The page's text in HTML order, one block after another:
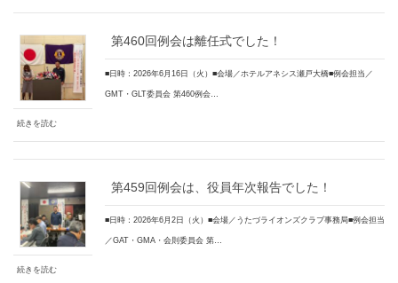
第460回例会は離任式でした！
■日時：2026年6月16日（火）■会場／ホテルアネシス瀬戸大橋■例会担当／
GMT・GLT委員会 第460例会…
続きを読む
第459回例会は、役員年次報告でした！
■日時：2026年6月2日（火）■会場／うたづライオンズクラブ事務局■例会担当
／GAT・GMA・会則委員会 第…
続きを読む